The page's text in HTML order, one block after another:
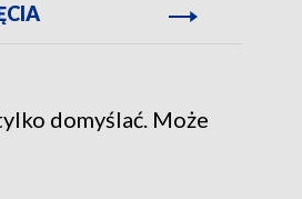
domyślać. Może